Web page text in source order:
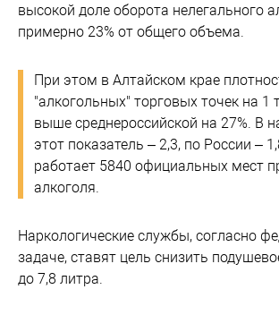
высокой доле оборота нелегального
примерно 23% от общего объема.
При этом в Алтайском крае
"алкогольных" торговых точек на 1
выше среднероссийской на 27%. В
этот показатель – 2,3, по России –
работает 5840 официальных мест
алкоголя.
Наркологические службы, согласно
задаче, ставят цель снизить
до 7,8 литра.